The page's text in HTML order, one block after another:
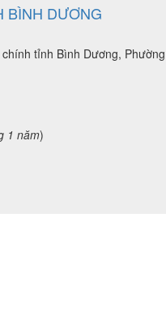
BÌNH DƯƠNG
tỉnh Bình Dương,
1 năm)